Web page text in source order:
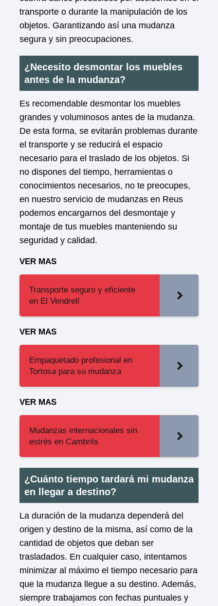
transporte o durante la manipulación de los
objetos. Garantizando así una mudanza
segura y sin preocupaciones.
¿Necesito desmontar los muebles
antes de la mudanza?
Es recomendable desmontar los muebles
grandes y voluminosos antes de la mudanza.
De esta forma, se evitarán problemas durante
el transporte y se reducirá el espacio
necesario para el traslado de los objetos. Si
no dispones del tiempo, herramientas o
conocimientos necesarios, no te preocupes,
en nuestro servicio de mudanzas en Reus
podemos encargarnos del desmontaje y
montaje de tus muebles manteniendo su
seguridad y calidad.
VER MAS
Transporte seguro y eficiente
en El Vendrell
VER MAS
Empaquetado profesional en
Tortosa para su mudanza
VER MAS
Mudanzas internacionales sin
estrés en Cambrils
¿Cuánto tiempo tardará mi mudanza
en llegar a destino?
La duración de la mudanza dependerá del
origen y destino de la misma, así como de la
cantidad de objetos que deban ser
trasladados. En cualquier caso, intentamos
minimizar al máximo el tiempo necesario para
que la mudanza llegue a su destino. Además,
siempre trabajamos con fechas puntuales y